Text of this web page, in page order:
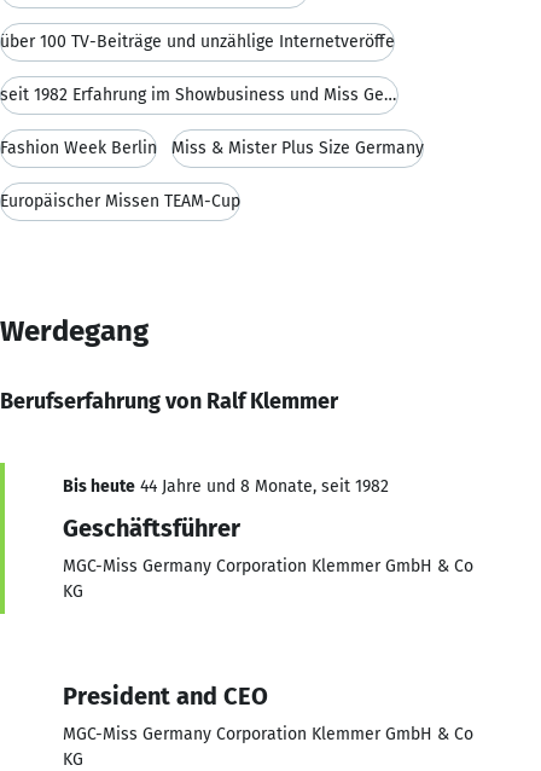
über 100 TV-Beiträge und unzählige Internetveröffe
seit 1982 Erfahrung im Showbusiness und Miss Germa
Fashion Week Berlin Miss & Mister Plus Size Germany
Europäischer Missen TEAM-Cup
Werdegang
Berufserfahrung von Ralf Klemmer
Bis heute 44 Jahre und 8 Monate, seit 1982
Geschäftsführer
MGC-Miss Germany Corporation Klemmer GmbH & Co
KG
President and CEO
MGC-Miss Germany Corporation Klemmer GmbH & Co
KG